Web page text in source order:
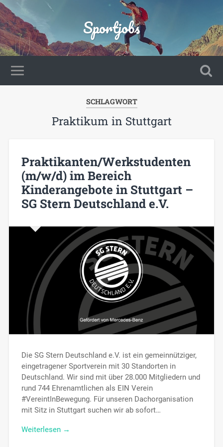
Sportjobs
SCHLAGWORT
Praktikum in Stuttgart
Praktikanten/Werkstudenten
(m/w/d) im Bereich
Kinderangebote in Stuttgart –
SG Stern Deutschland e.V.
Die SG Stern Deutschland e.V. ist ein gemeinnütziger,
eingetragener Sportverein mit 30 Standorten in
Deutschland. Wir sind mit über 28.000 Mitgliedern und
rund 744 Ehrenamtlichen als EIN Verein
#VereintInBewegung. Für unseren Dachorganisation
mit Sitz in Stuttgart suchen wir ab sofort…
Weiterlesen →